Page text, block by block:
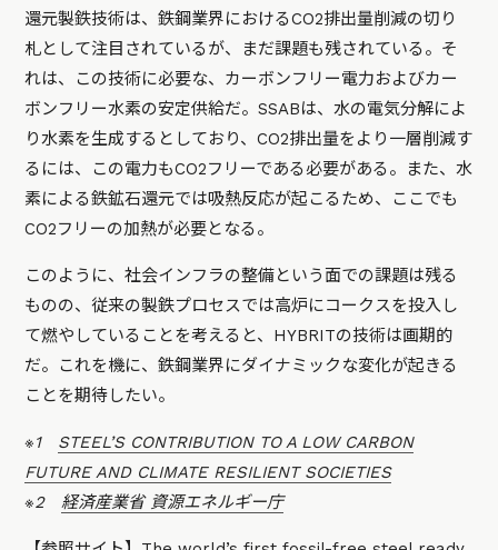
還元製鉄技術は、鉄鋼業界におけるCO2排出量削減の切り
札として注目されているが、まだ課題も残されている。そ
れは、この技術に必要な、カーボンフリー電力およびカー
ボンフリー水素の安定供給だ。SSABは、水の電気分解によ
り水素を生成するとしており、CO2排出量をより一層削減す
るには、この電力もCO2フリーである必要がある。また、水
素による鉄鉱石還元では吸熱反応が起こるため、ここでも
CO2フリーの加熱が必要となる。
このように、社会インフラの整備という面での課題は残る
ものの、従来の製鉄プロセスでは高炉にコークスを投入し
て燃やしていることを考えると、HYBRITの技術は画期的
だ。これを機に、鉄鋼業界にダイナミックな変化が起きる
ことを期待したい。
※1 STEEL’S CONTRIBUTION TO A LOW CARBON
FUTURE AND CLIMATE RESILIENT SOCIETIES
※2 経済産業省 資源エネルギー庁